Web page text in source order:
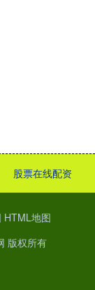
股票在线配资
HTML地图
版权所有